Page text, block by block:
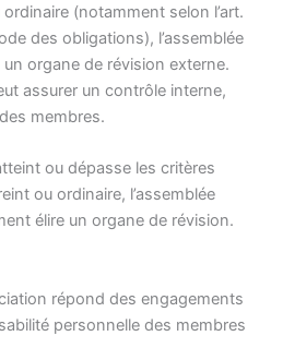
(notamment selon l’art.
des obligations), l’assemblée
organe de révision externe.
assurer un contrôle interne,
membres.
ou dépasse les critères
ou ordinaire, l’assemblée
élire un organe de révision.
répond des engagements
personnelle des membres